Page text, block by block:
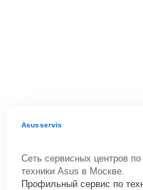
Asusservis
Сеть сервисных центров
техники Asus в Москве.
Профильный сервис по